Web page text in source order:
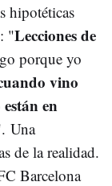
hipotéticas
"Lecciones de
porque yo
vino
en
Una
de la realidad.
Barcelona